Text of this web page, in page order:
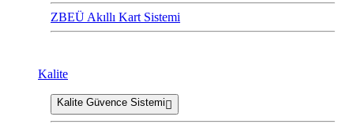
ZBEÜ Akıllı Kart Sistemi
Kalite
Kalite Güvence Sistemi